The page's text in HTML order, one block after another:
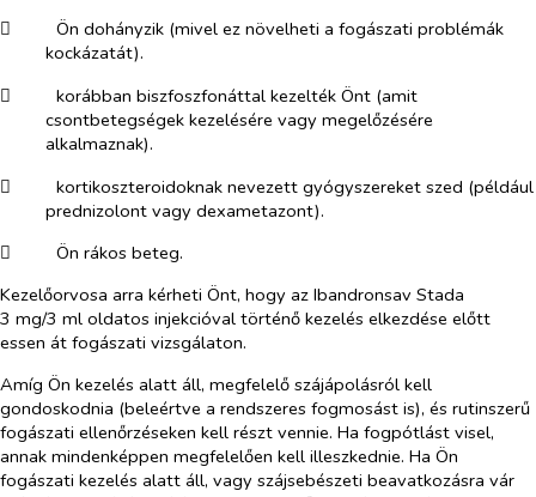
​
Ön dohányzik (mivel ez növelheti a fogászati problémák
kockázatát).
​
korábban biszfoszfonáttal kezelték Önt (amit
csontbetegségek kezelésére vagy megelőzésére
alkalmaznak).
​
kortikoszteroidoknak nevezett gyógyszereket szed (például
prednizolont vagy dexametazont).
​
Ön rákos beteg.
Kezelőorvosa arra kérheti Önt, hogy az Ibandronsav Stada
3 mg/3 ml oldatos injekcióval történő kezelés elkezdése előtt
essen át fogászati vizsgálaton.
Amíg Ön kezelés alatt áll, megfelelő szájápolásról kell
gondoskodnia (beleértve a rendszeres fogmosást is), és rutinszerű
fogászati ellenőrzéseken kell részt vennie. Ha fogpótlást visel,
annak mindenképpen megfelelően kell illeszkednie. Ha Ön
fogászati kezelés alatt áll, vagy szájsebészeti beavatkozásra vár